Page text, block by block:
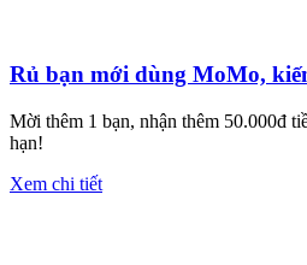
Rủ bạn mới dùng MoMo,
Mời thêm 1 bạn, nhận thêm 50.000đ
hạn!
Xem chi tiết